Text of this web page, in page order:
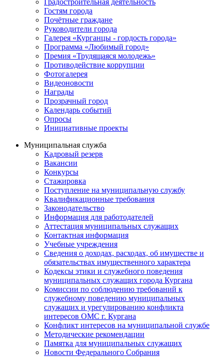
Гостям города
Почётные граждане
Руководители города
Галерея «Курганцы - гордость города»
Программа «Любимый город»
Премия «Трудящаяся молодежь»
Противодействие коррупции
Фотогалерея
Видеоновости
Награды
Прозрачный город
Календарь событий
Опросы
Инициативные проекты
Муниципальная служба
Кадровый резерв
Вакансии
Конкурсы
Стажировка
Поступление на муниципальную службу
Квалификационные требования
Законодательство
Информация для работодателей
Аттестация муниципальных служащих
Контактная информация
Учебные учреждения
Сведения о доходах, расходах, об имуществе и
обязательствах имущественного характера
Кодексы этики и служебного поведения
муниципальных служащих города Кургана
Комиссии по соблюдению требований к
служебному поведению муниципальных
служащих и урегулированию конфликта
интересов ОМС г. Кургана
Конфликт интересов на муниципальной службе
Методические рекомендации
Памятка для муниципальных служащих
Новости Федерального Cобрания